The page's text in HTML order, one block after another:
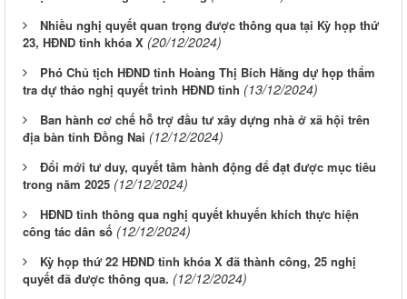
Nhiều nghị quyết quan trọng được thông qua tại Kỳ họp thứ
23, HĐND tỉnh khóa X (20/12/2024)
Phó Chủ tịch HĐND tỉnh Hoàng Thị Bích Hằng dự họp thẩm
tra dự thảo nghị quyết trình HĐND tỉnh (13/12/2024)
Ban hành cơ chế hỗ trợ đầu tư xây dựng nhà ở xã hội trên
địa bàn tỉnh Đồng Nai (12/12/2024)
Đổi mới tư duy, quyết tâm hành động để đạt được mục tiêu
trong năm 2025 (12/12/2024)
HĐND tỉnh thông qua nghị quyết khuyến khích thực hiện
công tác dân số (12/12/2024)
Kỳ họp thứ 22 HĐND tỉnh khóa X đã thành công, 25 nghị
quyết đã được thông qua. (12/12/2024)